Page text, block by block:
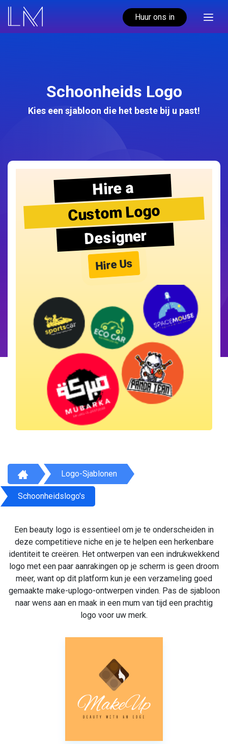
Huur ons in
Schoonheids Logo
Kies een sjabloon die het beste bij u past!
Hire a
Custom Logo
Designer
Hire Us
Logo-Sjablonen
Schoonheidslogo's
Een beauty logo is essentieel om je te onderscheiden in
deze competitieve niche en je te helpen een herkenbare
identiteit te creëren. Het ontwerpen van een indrukwekkend
logo met een paar aanrakingen op je scherm is geen droom
meer, want op dit platform kun je een verzameling goed
gemaakte make-uplogo-ontwerpen vinden. Pas de sjabloon
naar wens aan en maak in een mum van tijd een prachtig
logo voor uw merk.